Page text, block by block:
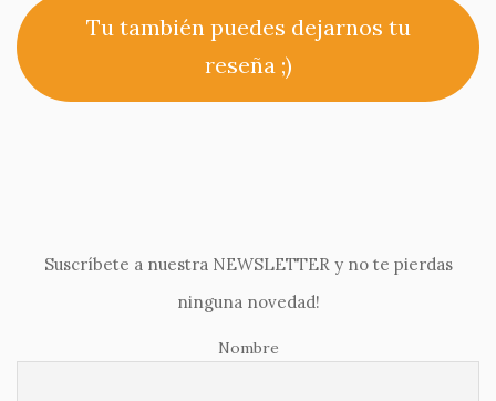
Tu también puedes dejarnos tu
reseña ;)
Suscríbete a nuestra NEWSLETTER y no te pierdas
ninguna novedad!
Nombre